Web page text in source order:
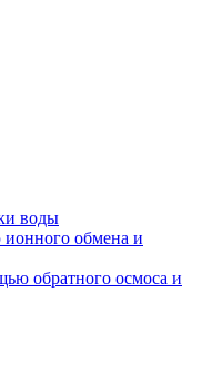
воды
обмена и
обратного осмоса и